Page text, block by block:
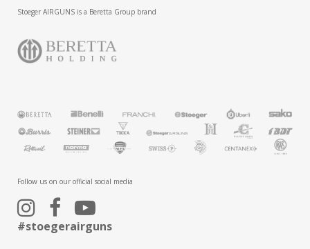
Stoeger AIRGUNS is a Beretta Group brand
Follow us on our official social media
#stoegerairguns